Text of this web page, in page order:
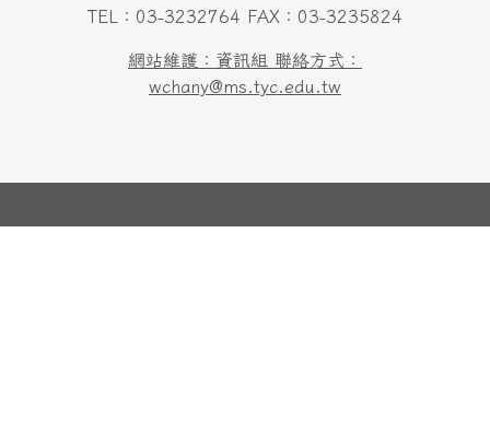
TEL：03-3232764 FAX：03-3235824
網站維護：資訊組 聯絡方式：
wchany@ms.tyc.edu.tw